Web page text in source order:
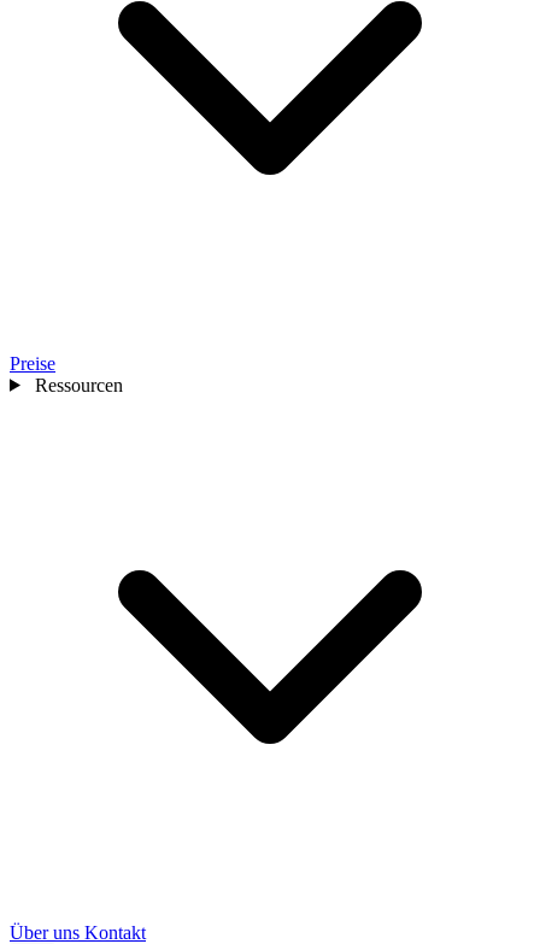
Preise
Ressourcen
Über uns Kontakt